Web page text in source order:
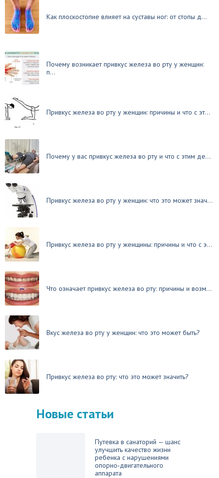
Как плоскостопие влияет на суставы ног: от стопы д...
Почему возникает привкус железа во рту у женщин:
п...
Привкус железа во рту у женщин: причины и что с эт...
Почему у вас привкус железа во рту и что с этим де...
Привкус железа во рту у женщин: что это может знач...
Привкус железа во рту у женщины: причины и что с э...
Что означает привкус железа во рту: причины и возм...
Вкус железа во рту у женщин: что это может быть?
Привкус железа во рту: что это может значить?
Новые статьи
Путевка в санаторий — шанс
улучшить качество жизни
ребенка с нарушениями
опорно‑двигательного
аппарата